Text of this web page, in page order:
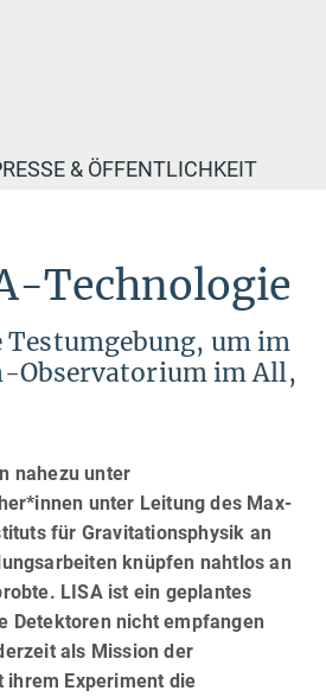
& ÖFFENTLICHKEIT
Technologie
Testumgebung, um im
Observatorium im All,
nahezu unter
unter Leitung des Max-
für Gravitationsphysik an
knüpfen nahtlos an
LISA ist ein geplantes
Detektoren nicht empfangen
als Mission der
ihrem Experiment die